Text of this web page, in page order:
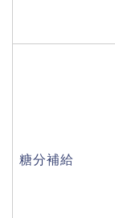
糖分補給